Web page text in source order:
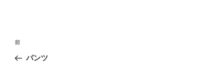
投
ナ
前
の
前
パンツ